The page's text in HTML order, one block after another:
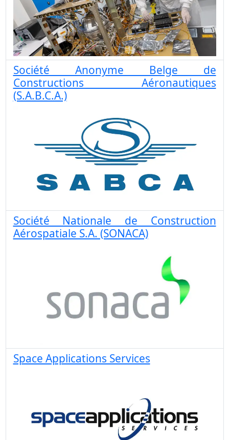
Société Anonyme Belge de
Constructions Aéronautiques
(S.A.B.C.A.)
Société Nationale de Construction
Aérospatiale S.A. (SONACA)
Space Applications Services